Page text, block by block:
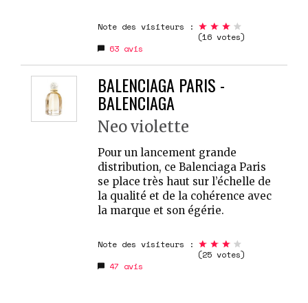
Note des visiteurs :
(16 votes)
63 avis
BALENCIAGA PARIS -
BALENCIAGA
Neo violette
Pour un lancement grande
distribution, ce Balenciaga Paris
se place très haut sur l’échelle de
la qualité et de la cohérence avec
la marque et son égérie.
Note des visiteurs :
(25 votes)
47 avis